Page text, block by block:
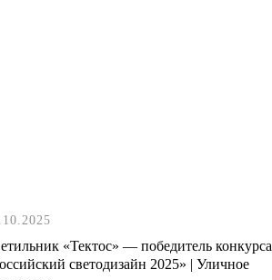
«Тектос» — победитель конкурса
светодизайн 2025» | Уличное